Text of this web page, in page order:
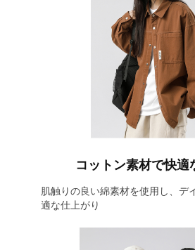
コットン素材で快適
肌触りの良い綿素材を使用し、デ
適な仕上がり